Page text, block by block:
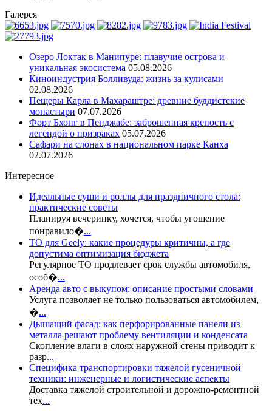
Галерея
Озеро Локтак в Манипуре: плавучие острова и
уникальная экосистема 05.08.2026
Киноиндустрия Болливуда: жизнь за кулисами
02.08.2026
Пещеры Карла в Махараштре: древние буддистские
монастыри 07.07.2026
Форт Бхонг в Пенджабе: заброшенная крепость с
легендой о призраках 05.07.2026
Сафари на слонах в национальном парке Канха
02.07.2026
Интересное
Идеальные суши и роллы для праздничного стола:
практические советы
Планируя вечеринку, хочется, чтобы угощение
понравило�...
ТО для Geely: какие процедуры критичны, а где
допустима оптимизация бюджета
Регулярное ТО продлевает срок службы автомобиля,
особ�...
Аренда авто с выкупом: описание простыми словами
Услуга позволяет не только пользоваться автомобилем,
�...
Дышащий фасад: как перфорированные панели из
металла решают проблему вентиляции и конденсата
Скопление влаги в слоях наружной стены приводит к
разр...
Специфика транспортировки тяжелой гусеничной
техники: инженерные и логистические аспекты
Доставка тяжелой строительной и дорожно-ремонтной
тех...